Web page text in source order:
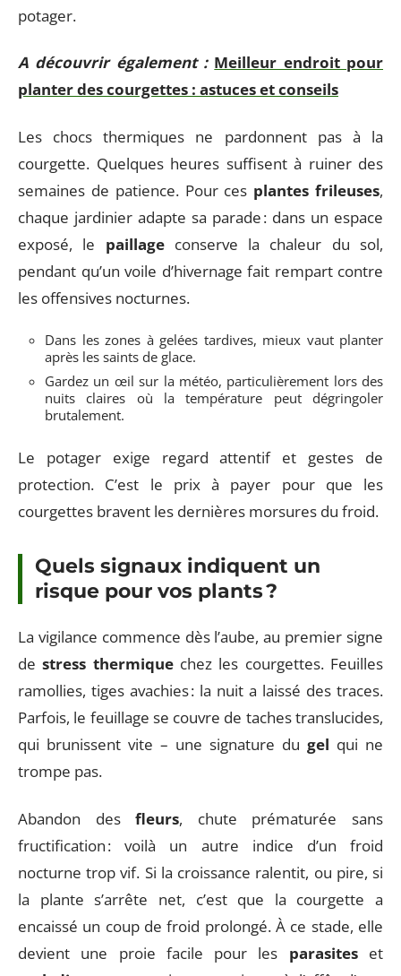
potager.
A découvrir également : Meilleur endroit pour
planter des courgettes : astuces et conseils
Les chocs thermiques ne pardonnent pas à la
courgette. Quelques heures suffisent à ruiner des
semaines de patience. Pour ces plantes frileuses,
chaque jardinier adapte sa parade : dans un espace
exposé, le paillageconserve la chaleur du sol,
pendant qu’un voile d’hivernage fait rempart contre
les offensives nocturnes.
Dans les zones à gelées tardives, mieux vaut planter
après les saints de glace.
Gardez un œil sur la météo, particulièrement lors des
nuits claires où la température peut dégringoler
brutalement.
Le potager exige regard attentif et gestes de
protection. C’est le prix à payer pour que les
courgettes bravent les dernières morsures du froid.
Quels signaux indiquent un
risque pour vos plants ?
La vigilance commence dès l’aube, au premier signe
destress thermiquechez les courgettes. Feuilles
ramollies, tiges avachies : la nuit a laissé des traces.
Parfois, le feuillage se couvre de taches translucides,
qui brunissent vite – une signature du gel qui ne
trompe pas.
Abandon desfleurs, chute prématurée sans
fructification : voilà un autre indice d’un froid
nocturne trop vif. Si la croissance ralentit, ou pire, si
la plante s’arrête net, c’est que la courgette a
encaissé un coup de froid prolongé. À ce stade, elle
devient une proie facile pour les parasiteset